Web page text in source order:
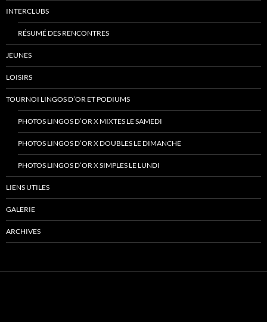
INTERCLUBS
RÉSUMÉ DES RENCONTRES
JEUNES
LOISIRS
TOURNOI LINGOS D’OR ET PODIUMS
PHOTOS LINGOS D’OR X MIXTES LE SAMEDI
PHOTOS LINGOS D’OR X DOUBLES LE DIMANCHE
PHOTOS LINGOS D’OR X SIMPLES LE LUNDI
LIENS UTILES
GALERIE
ARCHIVES